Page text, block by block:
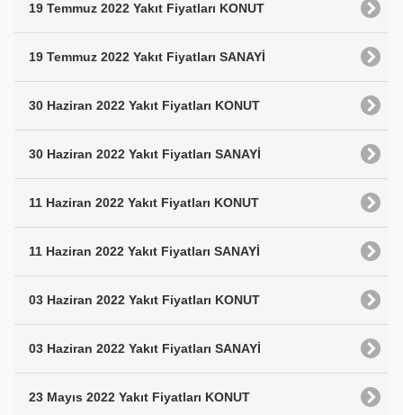
19 Temmuz 2022 Yakıt Fiyatları KONUT
19 Temmuz 2022 Yakıt Fiyatları SANAYİ
30 Haziran 2022 Yakıt Fiyatları KONUT
30 Haziran 2022 Yakıt Fiyatları SANAYİ
11 Haziran 2022 Yakıt Fiyatları KONUT
11 Haziran 2022 Yakıt Fiyatları SANAYİ
03 Haziran 2022 Yakıt Fiyatları KONUT
03 Haziran 2022 Yakıt Fiyatları SANAYİ
23 Mayıs 2022 Yakıt Fiyatları KONUT